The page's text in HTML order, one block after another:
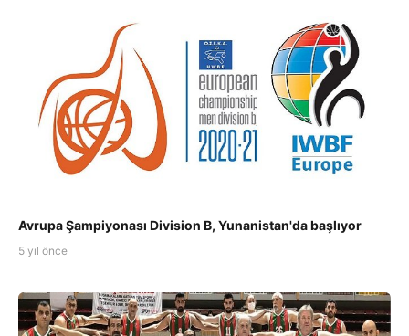
Avrupa Şampiyonası Division B, Yunanistan'da başlıyor
5 yıl önce